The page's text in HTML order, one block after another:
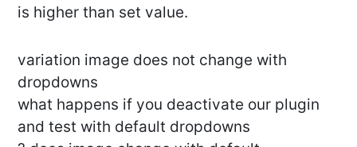
is higher than set value.
variation image does not change with
dropdowns
what happens if you deactivate our plugin
and test with default dropdowns